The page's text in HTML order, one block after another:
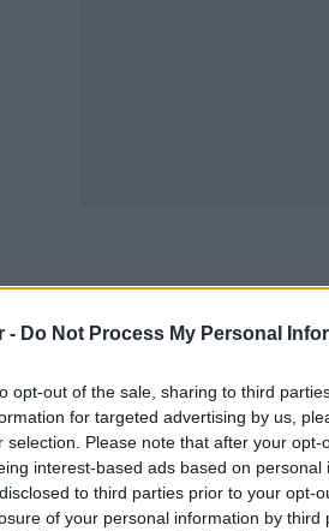
- Do Not Process My Personal
opt-out of the sale, sharing to third
for targeted advertising by us,
selection. Please note that after your
interest-based ads based on
to third parties prior to your opt-
of your personal information by third
ολοένα αυξανόμενες τιμές των
κίνησης, έχει ως
της εγχώριας
όπως είναι οι ανατιμήσεις
ρόλο παίζει και η
αγορές. Όλα αυτά